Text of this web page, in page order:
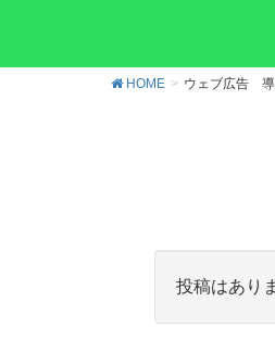
HOME ウェブ広告 導
投稿はあり